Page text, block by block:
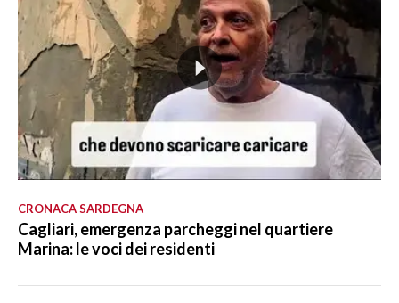
CRONACA SARDEGNA
Cagliari, emergenza parcheggi nel quartiere
Marina: le voci dei residenti